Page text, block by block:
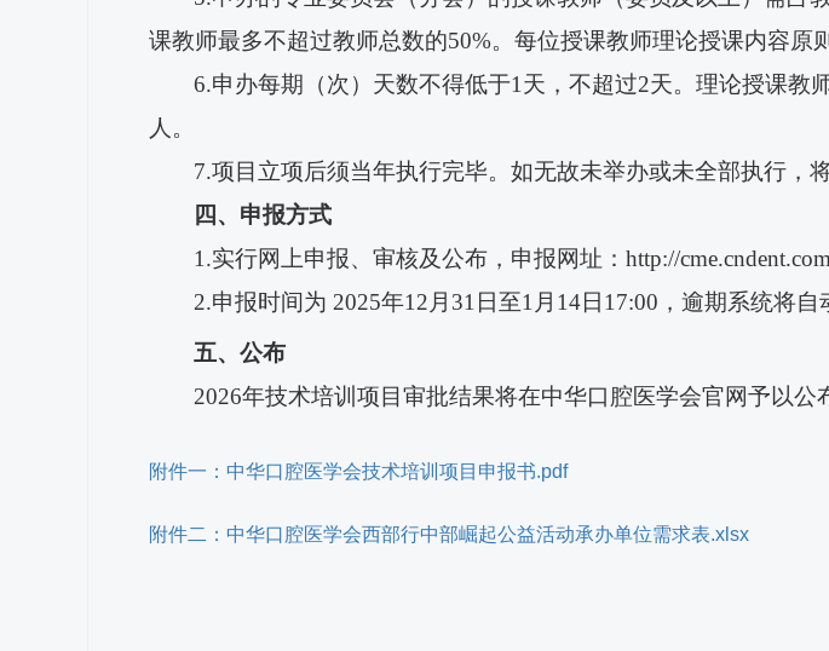
课教师最多不超过教师总数的50%。每位授课教师理论授课内容原
6.申办每期（次）天数不得低于1天，不超过2天。理论授课教
人。
7.项目立项后须当年执行完毕。如无故未举办或未全部执行，
四、申报方式
1.实行网
上申报、审核及公布，申报网址： http://cme.cndent.com
2.申报时间为 2025年12月31日至1月14日1 7:00 ，逾期系统将自
五、公布
2026年技术培训项目审批结果将在中华口腔医学会官网予以公
附件一：中华口腔医学会技术培训项目申报书.pdf
附件二：中华口腔医学会西部行中部崛起公益活动承办单位需求表.xlsx